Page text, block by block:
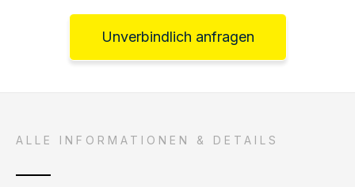
Unverbindlich anfragen
ALLE INFORMATIONEN & DETAILS